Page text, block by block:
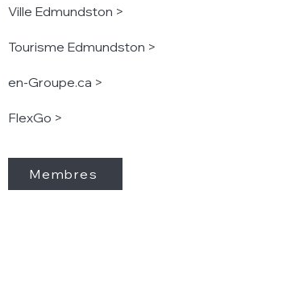
Ville Edmundston >
Tourisme Edmundston >
en-Groupe.ca >
FlexGo >
Membres